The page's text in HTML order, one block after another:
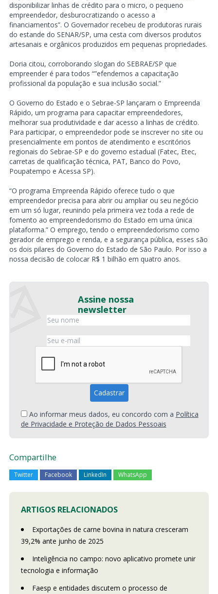
disponibilizar linhas de crédito para o micro, o pequeno
empreendedor, desburocratizando o acesso a
financiamentos”. O Governador recebeu de produtoras rurais
do estande do SENAR/SP, uma cesta com diversos produtos
artesanais e orgânicos produzidos em pequenas propriedades.
Doria citou, corroborando slogan do SEBRAE/SP que
empreender é para todos “”efendemos a capacitação
profissional da população e sua inclusão social.”
O Governo do Estado e o Sebrae-SP lançaram o Empreenda
Rápido, um programa para capacitar empreendedores,
melhorar sua produtividade e dar acesso a linhas de crédito.
Para participar, o empreendedor pode se inscrever no site ou
presencialmente em pontos de atendimento e escritórios
regionais do Sebrae-SP e do governo estadual (Fatec, Etec,
carretas de qualificação técnica, PAT, Banco do Povo,
Poupatempo e Acessa SP).
“O programa Empreenda Rápido oferece tudo o que
empreendedor precisa para abrir ou ampliar ou seu negócio
em um só lugar, reunindo pela primeira vez toda a rede de
fomento ao empreendedorismo do Estado em uma única
plataforma.” O emprego, tendo o empreendedorismo como
gerador de emprego e renda, e a segurança pública, esses são
os dois pilares do Governo do Estado de São Paulo. Por isso a
nossa decisão de colocar R$ 1 bilhão em quatro anos.
Assine nossa
newsletter
Ao informar meus dados, eu concordo com a Política
de Privacidade e Proteção de Dados Pessoais
Compartilhe
Twitter Facebook LinkedIn WhatsApp
ARTIGOS RELACIONADOS
Exportações de carne bovina in natura cresceram
39,2% ante junho de 2025
Inteligência no campo: novo aplicativo promete unir
tecnologia e informação
Faesp e entidades discutem o processo de